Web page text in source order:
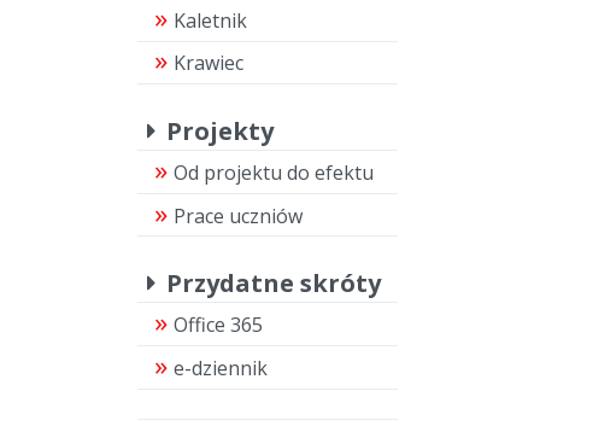
Kaletnik
Krawiec
Projekty
Od projektu do efektu
Prace uczniów
Przydatne skróty
Office 365
e-dziennik